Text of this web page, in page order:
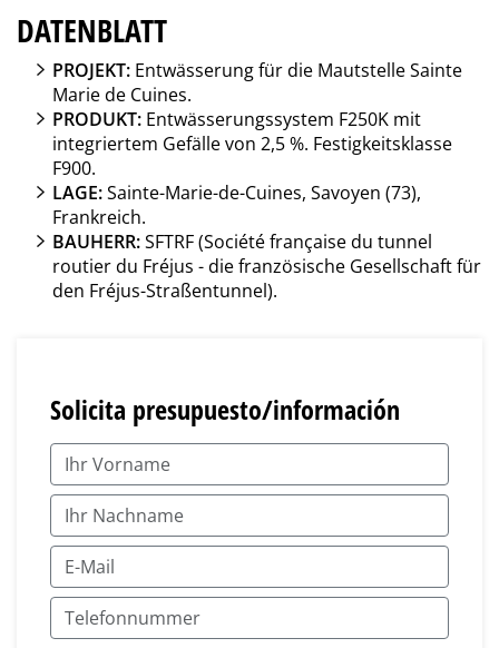
DATENBLATT
PROJEKT: Entwässerung für die Mautstelle Sainte
Marie de Cuines.
PRODUKT: Entwässerungssystem F250K mit
integriertem Gefälle von 2,5 %. Festigkeitsklasse
F900.
LAGE:Sainte-Marie-de-Cuines, Savoyen (73),
Frankreich.
BAUHERR:SFTRF (Société française du tunnel
routier du Fréjus - die französische Gesellschaft für
den Fréjus-Straßentunnel).
Solicita presupuesto/información